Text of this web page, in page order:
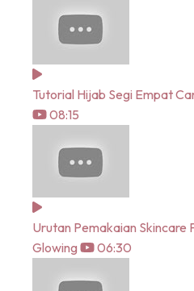
Tutorial Hijab Segi Empat
08:15
Urutan Pemakaian Skincare
Glowing
06:30